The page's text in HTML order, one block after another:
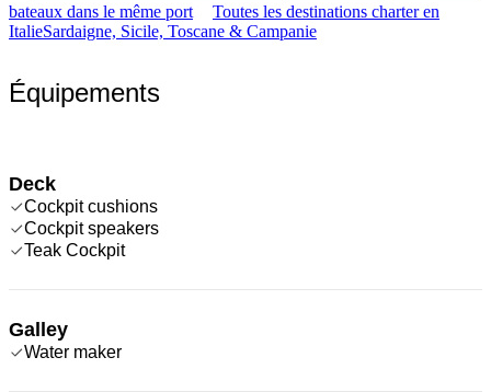
bateaux dans le même port
Toutes les destinations charter en
ItalieSardaigne, Sicile, Toscane & Campanie
Équipements
Deck
Cockpit cushions
Cockpit speakers
Teak Cockpit
Galley
Water maker